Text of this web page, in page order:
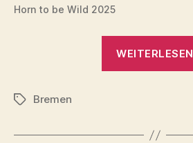
Horn to be Wild 2025
WEITERLESEN
Schlagwörter
Bremen